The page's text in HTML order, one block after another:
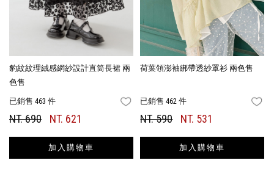
豹紋紋理絨感網紗設計直筒長裙 兩
色售
已銷售 463 件 FAVORITES
NT. 690 NT. 621
加入購物車
荷葉領澎袖綁帶透紗罩衫 兩色售
已銷售 462 件
NT. 590 NT. 531
加入購物車